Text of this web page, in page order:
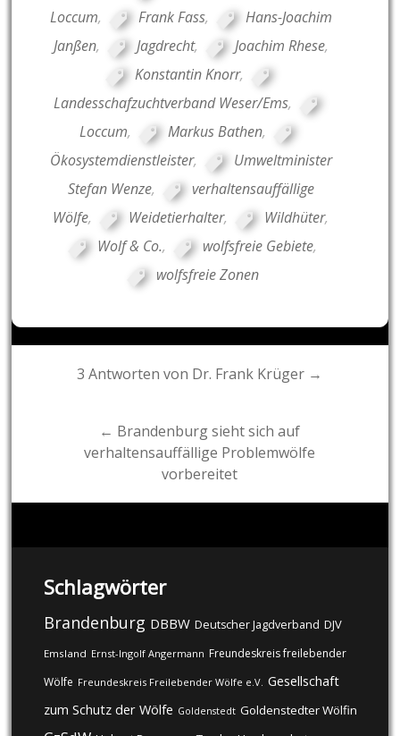
Loccum, Frank Fass,
Hans-Joachim
Janßen, Jagdrecht, Joachim Rhese,
Konstantin Knorr,
Landesschafzuchtverband Weser/Ems,
Loccum, Markus Bathen,
Ökosystemdienstleister,
Umweltminister
Stefan Wenze,
verhaltensauffällige
Wölfe, Weidetierhalter, Wildhüter,
Wolf & Co., wolfsfreie Gebiete,
wolfsfreie Zonen
Post3 Antworten von Dr. Frank Krüger →
← Brandenburg sieht sich auf
verhaltensauffällige Problemwölfe
vorbereitet
Schlagwörter
Brandenburg DBBW Deutscher Jagdverband DJV
Emsland Ernst-Ingolf Angermann Freundeskreis freilebender
Wölfe Freundeskreis Freilebender Wölfe e.V. Gesellschaft
zum Schutz der Wölfe Goldenstedt Goldenstedter Wölfin